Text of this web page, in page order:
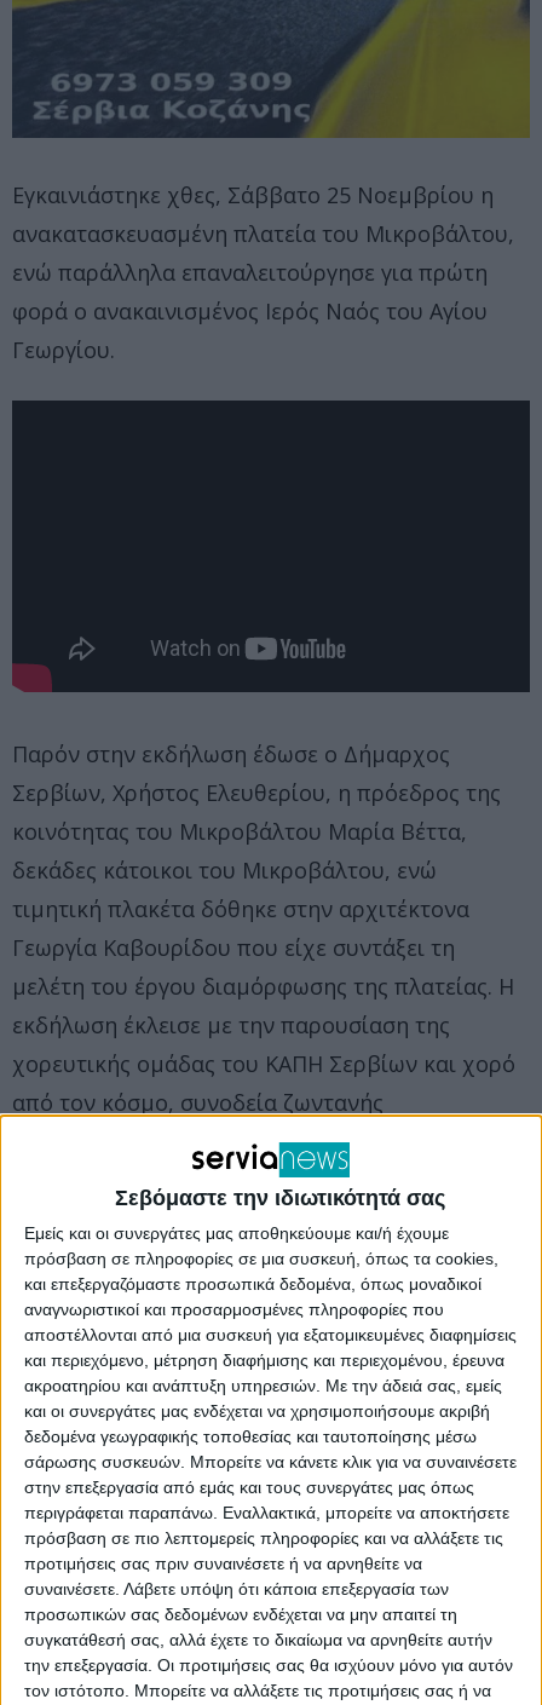
Σεβόμαστε την ιδιωτικότητά σας
Εμείς και οι συνεργάτες μας αποθηκεύουμε και/ή έχουμε
πρόσβαση σε πληροφορίες σε μια συσκευή, όπως τα cookies,
και επεξεργαζόμαστε προσωπικά δεδομένα, όπως μοναδικοί
αναγνωριστικοί και προσαρμοσμένες πληροφορίες που
αποστέλλονται από μια συσκευή για εξατομικευμένες διαφημίσεις
και περιεχόμενο, μέτρηση διαφήμισης και περιεχομένου, έρευνα
ακροατηρίου και ανάπτυξη υπηρεσιών. Με την άδειά σας, εμείς
και οι συνεργάτες μας ενδέχεται να χρησιμοποιήσουμε ακριβή
δεδομένα γεωγραφικής τοποθεσίας και ταυτοποίησης μέσω
σάρωσης συσκευών. Μπορείτε να κάνετε κλικ για να συναινέσετε
στην επεξεργασία από εμάς και τους συνεργάτες μας όπως
περιγράφεται παραπάνω. Εναλλακτικά, μπορείτε να αποκτήσετε
πρόσβαση σε πιο λεπτομερείς πληροφορίες και να αλλάξετε τις
προτιμήσεις σας πριν συναινέσετε ή να αρνηθείτε να
συναινέσετε. Λάβετε υπόψη ότι κάποια επεξεργασία των
προσωπικών σας δεδομένων ενδέχεται να μην απαιτεί τη
συγκατάθεσή σας, αλλά έχετε το δικαίωμα να αρνηθείτε αυτήν
την επεξεργασία. Οι προτιμήσεις σας θα ισχύουν μόνο για αυτόν
τον ιστότοπο. Μπορείτε να αλλάξετε τις προτιμήσεις σας ή να
Εγκαινιάστηκε χθες, Σάββατο 25 Νοεμβρίου η
ανακατασκευασμένη πλατεία του Μικροβάλτου,
ενώ παράλληλα επαναλειτούργησε για πρώτη
φορά ο ανακαινισμένος Ιερός Ναός του Αγίου
Γεωργίου.
Παρόν στην εκδήλωση έδωσε ο Δήμαρχος
Σερβίων, Χρήστος Ελευθερίου, η πρόεδρος της
κοινότητας του Μικροβάλτου Μαρία Βέττα,
δεκάδες κάτοικοι του Μικροβάλτου, ενώ
τιμητική πλακέτα δόθηκε στην αρχιτέκτονα
Γεωργία Καβουρίδου που είχε συντάξει τη
μελέτη του έργου διαμόρφωσης της πλατείας. Η
εκδήλωση έκλεισε με την παρουσίαση της
χορευτικής ομάδας του ΚΑΠΗ Σερβίων και χορό
από τον κόσμο, συνοδεία ζωντανής
παραδοσιακής ορχήστρας.
Το έργο ανακατασκευής της πλατείας του
Μικροβάλτου ήταν ενταγμένο στο
χρηματοδοτικό πρόγραμμα «Δράσεις
Περιβαλλοντικού Ισοζυγίου» 2019-2020 του
Υπουργείου Περιβάλλοντος και Ενέργειας –